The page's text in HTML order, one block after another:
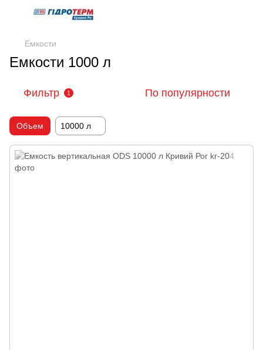
Емкости
Емкости 1000 л
Фильтр 1 По популярности
Объем 10000 л